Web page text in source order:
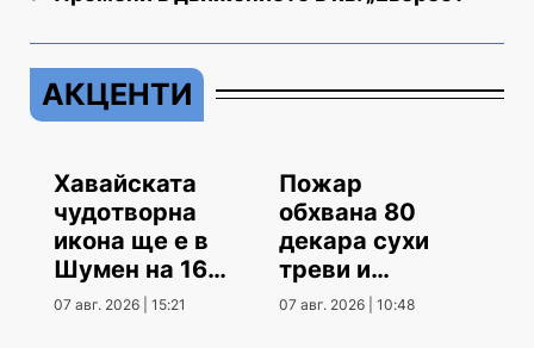
АКЦЕНТИ
Хавайската
чудотворна
икона ще е в
Шумен на 16
август
07 авг. 2026 | 15:21
Пожар
обхвана 80
декара сухи
треви и
храсти
07 авг. 2026 | 10:48